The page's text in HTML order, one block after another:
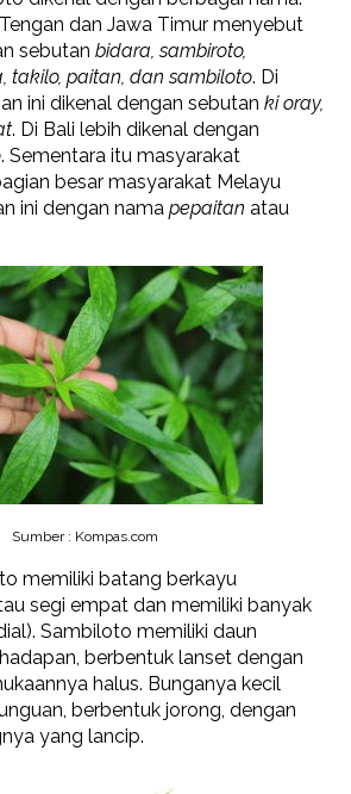
dan Jawa Timur menyebut
sebutan bidara, sambiroto,
takilo, paitan, dan sambiloto. Di
ini dikenal dengan sebutan ki oray,
. Di Bali lebih dikenal dengan
. Sementara itu masyarakat
besar masyarakat Melayu
ini dengan nama pepaitan atau
Sumber : Kompas.com
memiliki batang berkayu
segi empat dan memiliki banyak
Sambiloto memiliki daun
berbentuk lanset dengan
halus. Bunganya kecil
berbentuk jorong, dengan
yang lancip.